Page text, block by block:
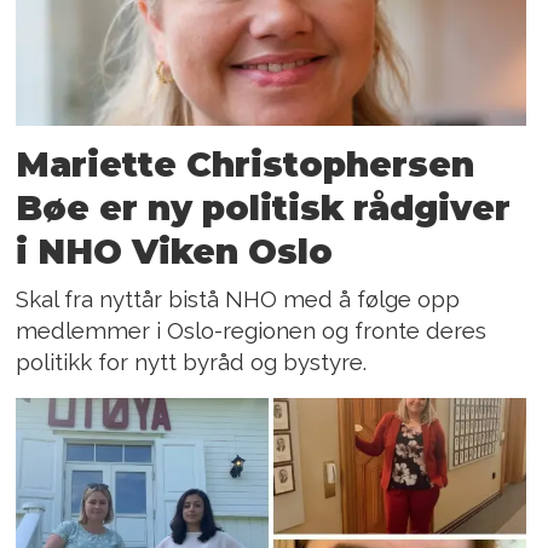
Mariette Christophersen
Bøe er ny politisk rådgiver
i NHO Viken Oslo
Skal fra nyttår bistå NHO med å følge opp
medlemmer i Oslo-regionen og fronte deres
politikk for nytt byråd og bystyre.